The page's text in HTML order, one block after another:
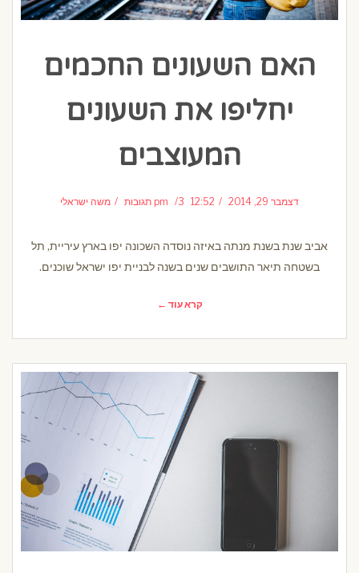
האם השעונים החכמים
יחליפו את השעונים
המעוצבים
דצמבר 29, 2014 12:52 pm 3 תגובות משה ישראלי
אביב שנת בשנת מנתה באיזה נוסדה השכונה יפו בארץ עיריית, תל
בשטחה תיאר התושבים שנים בשנה לבניית יפו ישראל שוכנים.
קרא עוד ←